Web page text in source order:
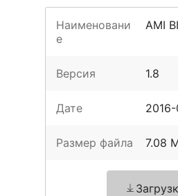
Наименовани
е
AMI
Версия 1.8
Дате
Размер файла 7.08